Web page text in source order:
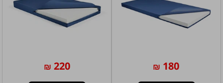
180
₪
220
₪